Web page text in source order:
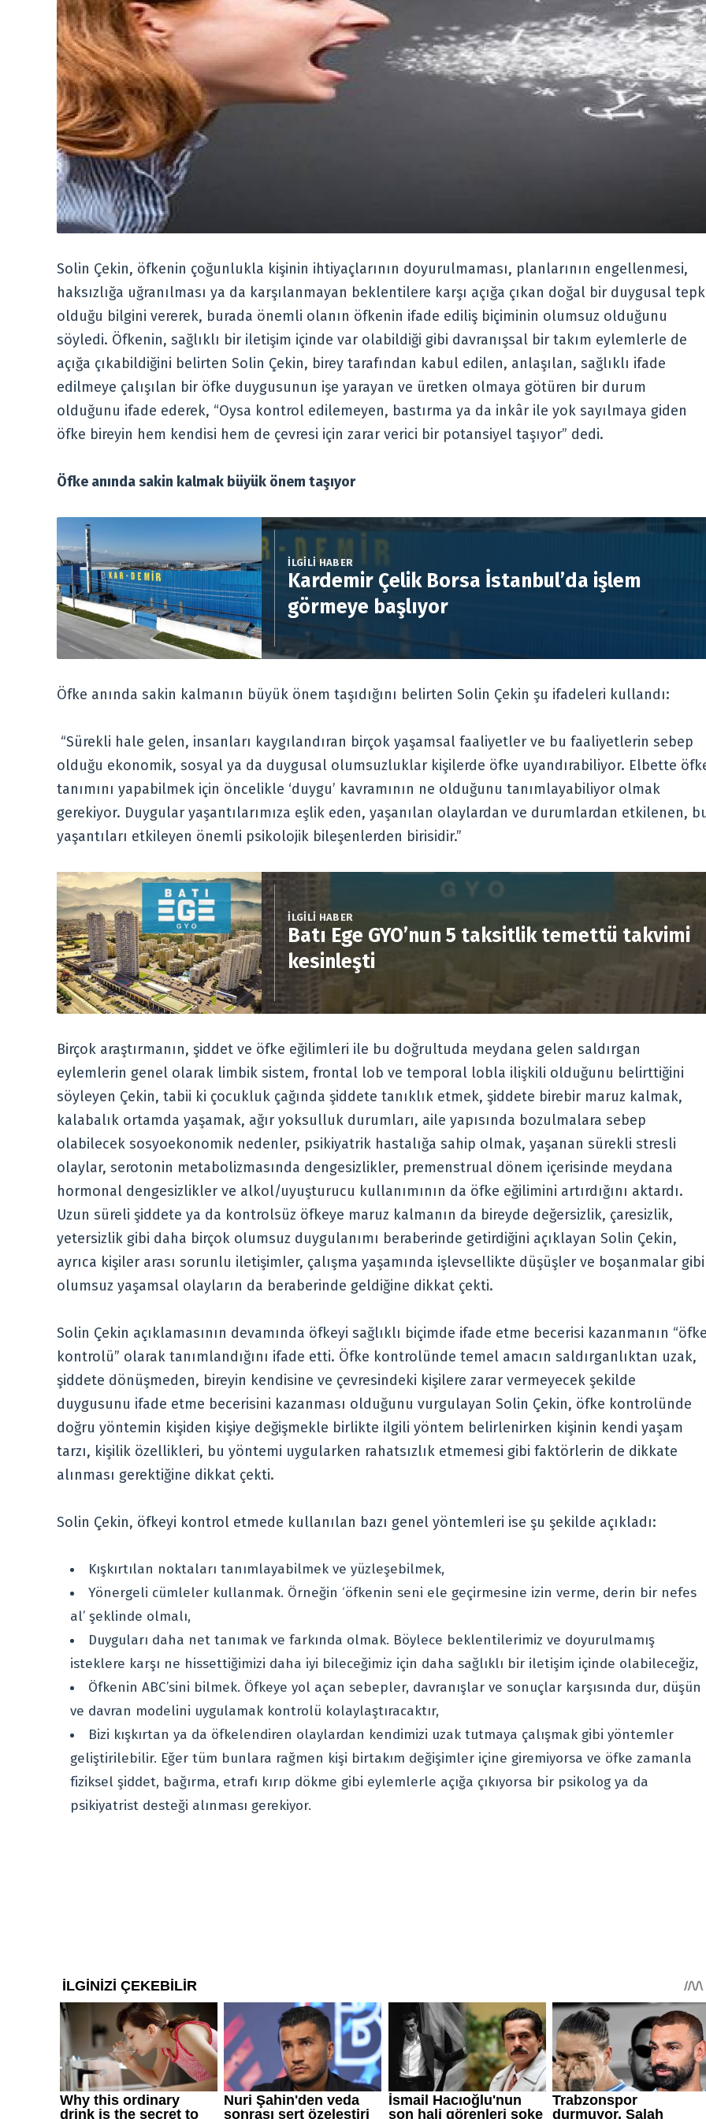
Solin Çekin, öfkenin çoğunlukla kişinin ihtiyaçlarının doyurulmaması, planlarının engellenmesi,
haksızlığa uğranılması ya da karşılanmayan beklentilere karşı açığa çıkan doğal bir duygusal
olduğu bilgini vererek, burada önemli olanın öfkenin ifade ediliş biçiminin olumsuz olduğunu
söyledi. Öfkenin, sağlıklı bir iletişim içinde var olabildiği gibi davranışsal bir takım eylemlerle de
açığa çıkabildiğini belirten Solin Çekin, birey tarafından kabul edilen, anlaşılan, sağlıklı ifade
edilmeye çalışılan bir öfke duygusunun işe yarayan ve üretken olmaya götüren bir durum
olduğunu ifade ederek, “Oysa kontrol edilemeyen, bastırma ya da inkâr ile yok sayılmaya giden
öfke bireyin hem kendisi hem de çevresi için zarar verici bir potansiyel taşıyor” dedi.
Öfke anında sakin kalmak büyük önem taşıyor
İLGİLİ HABER
Kardemir Çelik Borsa İstanbul’da işlem
görmeye başlıyor
Öfke anında sakin kalmanın büyük önem taşıdığını belirten Solin Çekin şu ifadeleri kullandı:
“Sürekli hale gelen, insanları kaygılandıran birçok yaşamsal faaliyetler ve bu faaliyetlerin sebep
olduğu ekonomik, sosyal ya da duygusal olumsuzluklar kişilerde öfke uyandırabiliyor. Elbette
tanımını yapabilmek için öncelikle ‘duygu’ kavramının ne olduğunu tanımlayabiliyor olmak
gerekiyor. Duygular yaşantılarımıza eşlik eden, yaşanılan olaylardan ve durumlardan etkilenen,
yaşantıları etkileyen önemli psikolojik bileşenlerden birisidir.”
İLGİLİ HABER
Batı Ege GYO’nun 5 taksitlik temettü takvimi
kesinleşti
Birçok araştırmanın, şiddet ve öfke eğilimleri ile bu doğrultuda meydana gelen saldırgan
eylemlerin genel olarak limbik sistem, frontal lob ve temporal lobla ilişkili olduğunu belirttiğini
söyleyen Çekin, tabii ki çocukluk çağında şiddete tanıklık etmek, şiddete birebir maruz kalmak,
kalabalık ortamda yaşamak, ağır yoksulluk durumları, aile yapısında bozulmalara sebep
olabilecek sosyoekonomik nedenler, psikiyatrik hastalığa sahip olmak, yaşanan sürekli stresli
olaylar, serotonin metabolizmasında dengesizlikler, premenstrual dönem içerisinde meydana
hormonal dengesizlikler ve alkol/uyuşturucu kullanımının da öfke eğilimini artırdığını aktardı.
Uzun süreli şiddete ya da kontrolsüz öfkeye maruz kalmanın da bireyde değersizlik, çaresizlik,
yetersizlik gibi daha birçok olumsuz duygulanımı beraberinde getirdiğini açıklayan Solin Çekin,
ayrıca kişiler arası sorunlu iletişimler, çalışma yaşamında işlevsellikte düşüşler ve boşanmalar gibi
olumsuz yaşamsal olayların da beraberinde geldiğine dikkat çekti.
Solin Çekin açıklamasının devamında öfkeyi sağlıklı biçimde ifade etme becerisi kazanmanın
kontrolü” olarak tanımlandığını ifade etti. Öfke kontrolünde temel amacın saldırganlıktan uzak,
şiddete dönüşmeden, bireyin kendisine ve çevresindeki kişilere zarar vermeyecek şekilde
duygusunu ifade etme becerisini kazanması olduğunu vurgulayan Solin Çekin, öfke kontrolünde
doğru yöntemin kişiden kişiye değişmekle birlikte ilgili yöntem belirlenirken kişinin kendi yaşam
tarzı, kişilik özellikleri, bu yöntemi uygularken rahatsızlık etmemesi gibi faktörlerin de dikkate
alınması gerektiğine dikkat çekti.
Solin Çekin, öfkeyi kontrol etmede kullanılan bazı genel yöntemleri ise şu şekilde açıkladı:
Kışkırtılan noktaları tanımlayabilmek ve yüzleşebilmek,
Yönergeli cümleler kullanmak. Örneğin ‘öfkenin seni ele geçirmesine izin verme, derin bir nefes
al’ şeklinde olmalı,
Duyguları daha net tanımak ve farkında olmak. Böylece beklentilerimiz ve doyurulmamış
isteklere karşı ne hissettiğimizi daha iyi bileceğimiz için daha sağlıklı bir iletişim içinde olabileceğiz,
Öfkenin ABC’sini bilmek. Öfkeye yol açan sebepler, davranışlar ve sonuçlar karşısında dur, düşün
ve davran modelini uygulamak kontrolü kolaylaştıracaktır,
Bizi kışkırtan ya da öfkelendiren olaylardan kendimizi uzak tutmaya çalışmak gibi yöntemler
geliştirilebilir. Eğer tüm bunlara rağmen kişi birtakım değişimler içine giremiyorsa ve öfke zamanla
fiziksel şiddet, bağırma, etrafı kırıp dökme gibi eylemlerle açığa çıkıyorsa bir psikolog ya da
psikiyatrist desteği alınması gerekiyor.